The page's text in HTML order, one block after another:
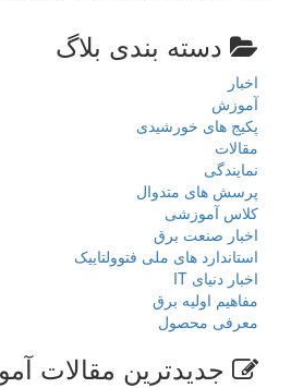
دسته بندی بلاگ
اخبار
آموزش
پکیج های خورشیدی
مقالات
نمایندگی
پرسش های متدوال
کلاس آموزشی
اخبار صنعت برق
استاندارد های ملی فتوولتاییک
اخبار دنیای IT
مفاهیم اولیه برق
معرفی محصول
جدیدترین مقالات